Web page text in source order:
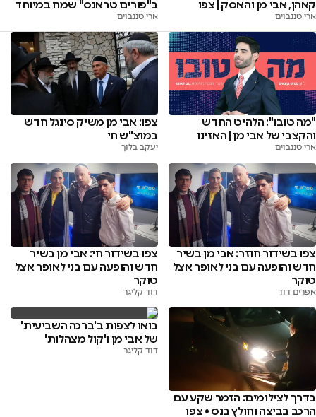
קאהן, אבי מן והאסק | צפו
ארי טננבוים
ב"פורים טראנס" שמח במיוחד
ארי טננבוים
"מה טובו": הלהיט החדש
והקצבי של אבי מן | האזינו
ארי טננבוים
צפו: אבי מן משיק סינגל חדש
במוצ"ש חי
יעקב בלוך
צפו בשידור חוזר: אבי מן בשיר
חדש והופעה עם בני לאופר אצל
טוקר
אפרים דוד
צפו בשידור חי: אבי מן בשיר
חדש והופעה עם בני לאופר אצל
טוקר
דוד קליגר
בדרך לצילומים: הזמר שקע עם
הרכב בביצה וחולץ בנס • צפו
בואו לצפות ב'ברכה השביעית'
של אבי מן ו'קול מצהלות'
דוד קליגר